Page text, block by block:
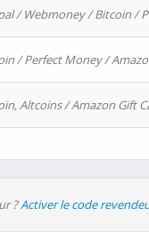
/ Webmoney / Bitcoin /
/ Perfect Money /
Altcoins / Amazon Gift
?Activer le code